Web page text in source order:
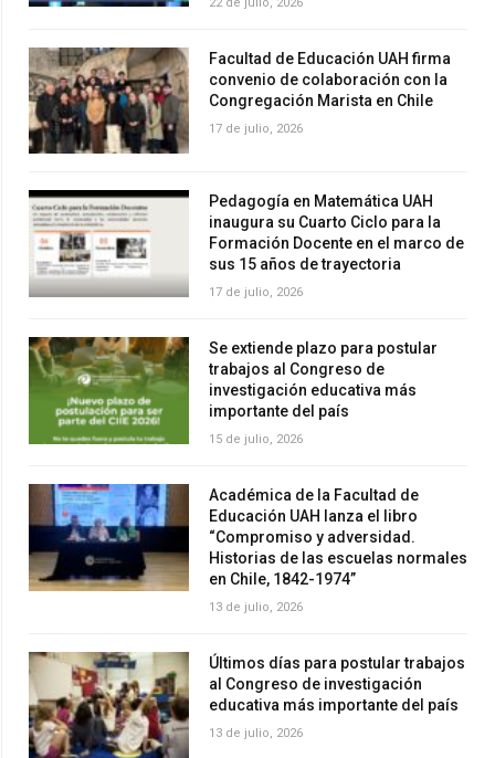
22 de julio, 2026
Facultad de Educación UAH firma
convenio de colaboración con la
Congregación Marista en Chile
17 de julio, 2026
Pedagogía en Matemática UAH
inaugura su Cuarto Ciclo para la
Formación Docente en el marco de
sus 15 años de trayectoria
17 de julio, 2026
Se extiende plazo para postular
trabajos al Congreso de
investigación educativa más
importante del país
15 de julio, 2026
Académica de la Facultad de
Educación UAH lanza el libro
“Compromiso y adversidad.
Historias de las escuelas normales
en Chile, 1842-1974”
13 de julio, 2026
Últimos días para postular trabajos
al Congreso de investigación
educativa más importante del país
13 de julio, 2026